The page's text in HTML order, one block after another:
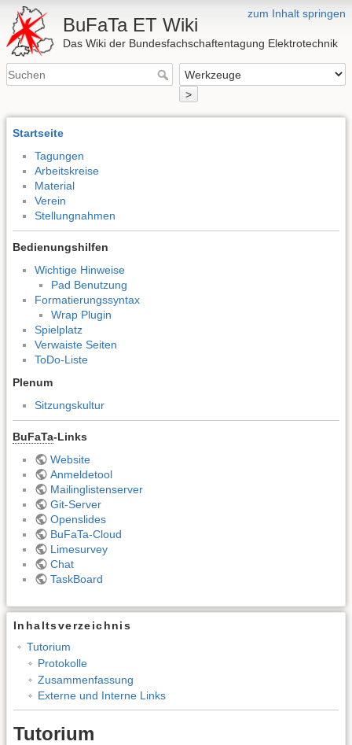
zum Inhalt springen
BuFaTa ET Wiki
Das Wiki der Bundesfachschaftentagung Elektrotechnik
>
Startseite
Tagungen
Arbeitskreise
Material
Verein
Stellungnahmen
Bedienungshilfen
Wichtige Hinweise
Pad Benutzung
Formatierungssyntax
Wrap Plugin
Spielplatz
Verwaiste Seiten
ToDo-Liste
Plenum
Sitzungskultur
BuFaTa-Links
Website
Anmeldetool
Mailinglistenserver
Git-Server
Openslides
BuFaTa-Cloud
Limesurvey
Chat
TaskBoard
Inhaltsverzeichnis
Tutorium
Protokolle
Zusammenfassung
Externe und Interne Links
Tutorium